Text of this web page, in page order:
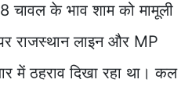
चावल के भाव शाम को मामूली
राजस्थान लाइन और MP
में ठहराव दिखा रहा था। कल